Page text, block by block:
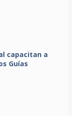
capacitan a
Guías